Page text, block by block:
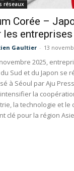
réseaux
Corée –
les entreprises
Gaultier - 13
2025,
Sud et du Japon se
à Séoul par Aju
la
la technologie et le
clé pour la région